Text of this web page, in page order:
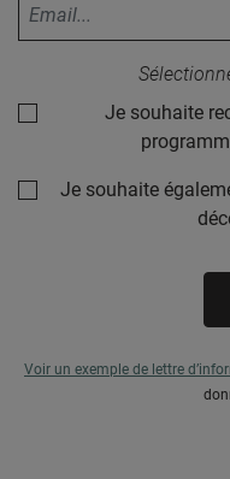
Je souhaite
Je souhaite
Voir un exemple de lettre